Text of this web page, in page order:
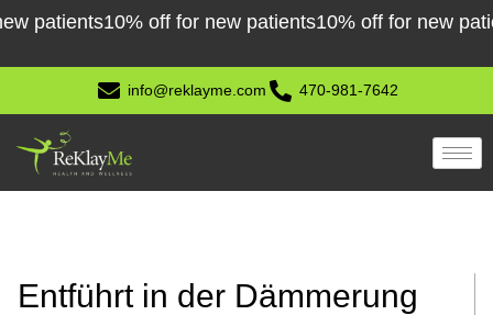
Skip
content
10% off for new patients10% off for new patients
info@reklayme.com 470-981-7642
Entführt in der Dämmerung